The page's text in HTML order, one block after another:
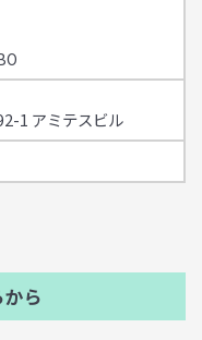
1 アミテスビル
ら